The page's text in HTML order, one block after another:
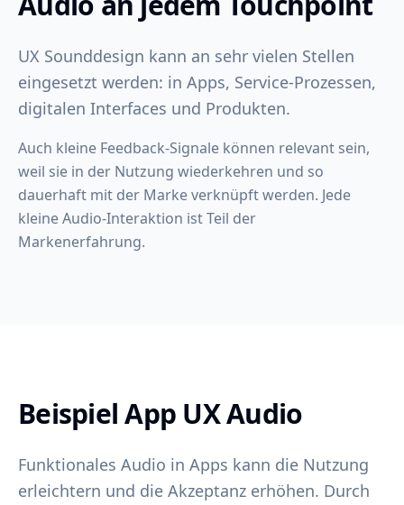
UX Sounddesign kann an sehr vielen Stellen
eingesetzt werden: in Apps, Service-Prozessen,
digitalen Interfaces und Produkten.
Auch kleine Feedback-Signale können relevant sein,
weil sie in der Nutzung wiederkehren und so
dauerhaft mit der Marke verknüpft werden. Jede
kleine Audio-Interaktion ist Teil der
Markenerfahrung.
Beispiel App UX Audio
Funktionales Audio in Apps kann die Nutzung
erleichtern und die Akzeptanz erhöhen. Durch